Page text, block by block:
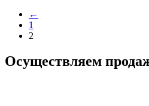
←
1
2
Осуществляем